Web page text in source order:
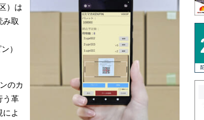
）は
取
）
のカ
う革
よ